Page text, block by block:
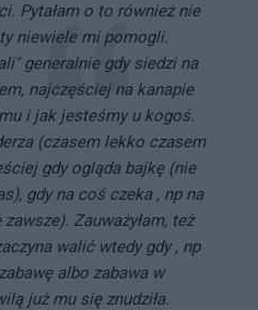
Pytałam o to również nie
niewiele mi pomogli.
generalnie gdy siedzi na
najczęściej na kanapie
i jak jesteśmy u kogoś.
(czasem lekko czasem
gdy ogląda bajkę (nie
gdy na coś czeka , np na
Zauważyłam, też
walić wtedy gdy , np
albo zabawa w
już mu się znudziła.